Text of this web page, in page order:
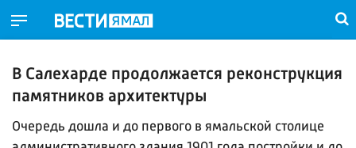
В Салехарде продолжается реконструкция
памятников архитектуры
Очередь дошла и до первого в ямальской столице